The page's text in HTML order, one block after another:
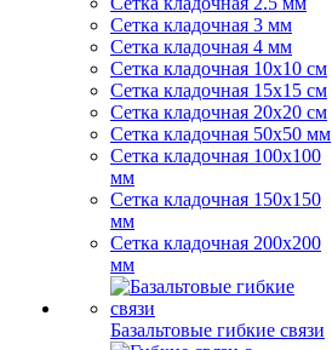
Сетка кладочная 3 мм
Сетка кладочная 4 мм
Сетка кладочная 10x10 см
Сетка кладочная 15x15 см
Сетка кладочная 20x20 см
Сетка кладочная 50x50 мм
Сетка кладочная 100x100
мм
Сетка кладочная 150x150
мм
Сетка кладочная 200x200
мм
Базальтовые гибкие связи